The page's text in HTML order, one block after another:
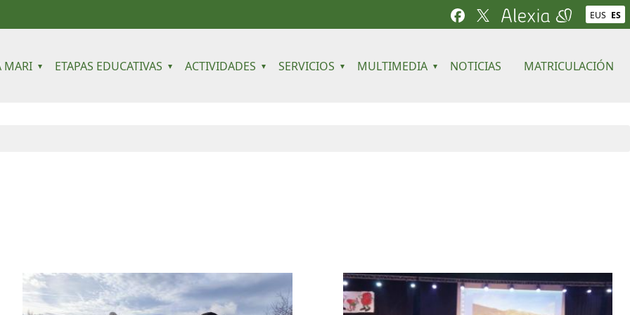
EUS ES
navigation
MARI ETAPAS EDUCATIVAS ACTIVIDADES SERVICIOS MULTIMEDIA NOTICIAS MATRICULACIÓN